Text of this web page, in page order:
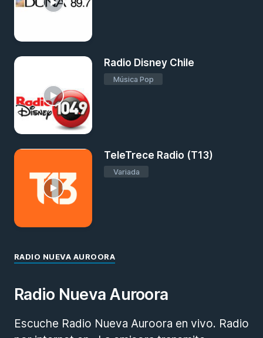
Radio Disney Chile
Música Pop
TeleTrece Radio (T13)
Variada
RADIO NUEVA AUROORA
Radio Nueva Auroora
Escuche Radio Nueva Auroora en vivo. Radio